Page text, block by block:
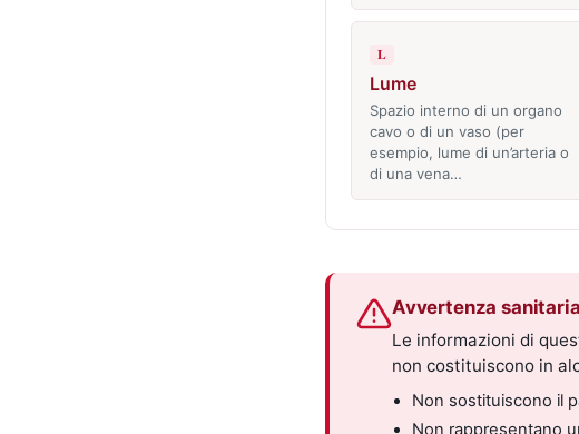
L
Lume
Spazio interno di un organo
cavo o di un vaso (per
esempio, lume di un’arteria o
di una vena…
Avvertenza sanitaria
Le informazioni di
non costituiscono in
Non sostituiscono il